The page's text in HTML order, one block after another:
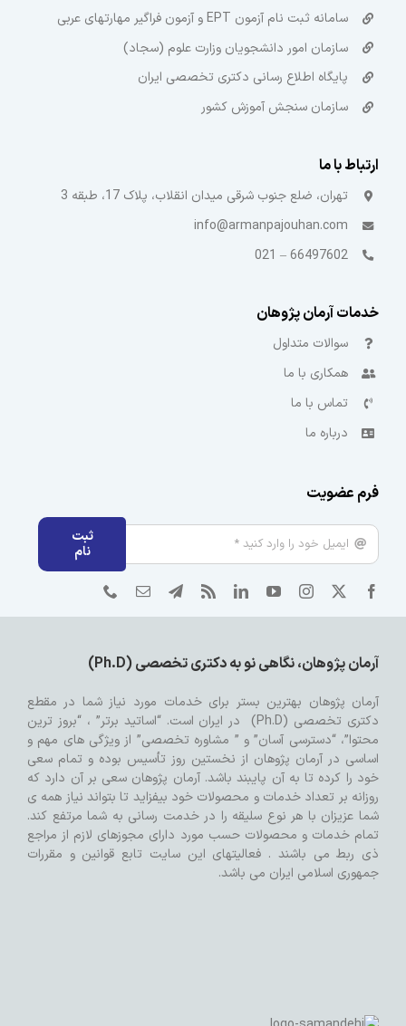
سامانه ثبت نام آزمون EPT و آزمون فراگیر مهارتهای عربی
سازمان امور دانشجویان وزارت علوم (سجاد)
پایگاه اطلاع رسانی دکتری تخصصی ایران
سازمان سنجش آموزش کشور
ارتباط با ما
تهران، ضلع جنوب شرقی میدان انقلاب، پلاک 17، طبقه 3
info@armanpajouhan.com
66497602 – 021
خدمات آرمان پژوهان
سوالات متداول
همکاری با ما
تماس با ما
درباره ما
فرم عضویت
ثبت
نام
آرمان پژوهان، نگاهی نو به دکتری تخصصی (Ph.D)
آرمان پژوهان بهترین بستر برای خدمات مورد نیاز شما در مقطع
دکتری تخصصی (Ph.D) در ایران است. “اساتید برتر” ، “بروز ترین
محتوا”، “دسترسی آسان” و ” مشاوره تخصصی” از ویژگی های مهم و
اساسی در آرمان پژوهان از نخستین روز تأسیس بوده و تمام سعی
خود را کرده تا به آن پایبند باشد. آرمان پژوهان سعی بر آن دارد که
روزانه بر تعداد خدمات و محصولات خود بیفزاید تا بتواند نیاز همه ی
شما عزیزان با هر نوع سلیقه را در خدمت رسانی به شما مرتفع کند.
تمام خدمات و محصولات حسب مورد دارای مجوزهای لازم از مراجع
ذی ربط می باشند . فعالیتهای این سایت تابع قوانین و مقررات
جمهوری اسلامی ایران می باشد.